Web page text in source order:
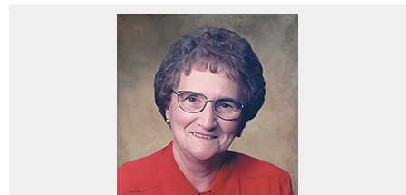
Arrangements funéraires préalables
Nos succursales